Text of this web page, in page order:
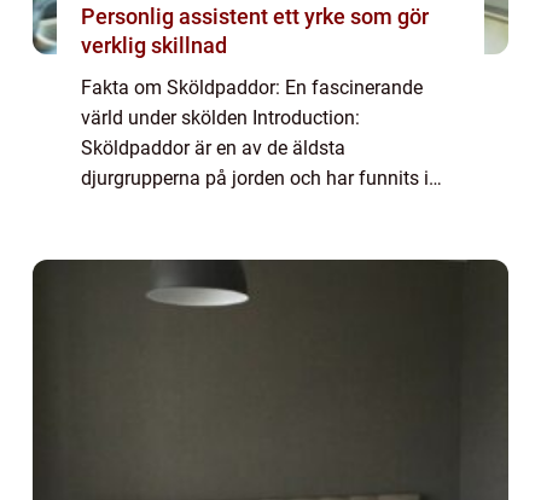
Personlig assistent ett yrke som gör
verklig skillnad
Fakta om Sköldpaddor: En fascinerande
värld under skölden Introduction:
Sköldpaddor är en av de äldsta
djurgrupperna på jorden och har funnits i
namn, är ett särdrag som fasciner...